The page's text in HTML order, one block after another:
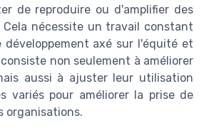
de reproduire ou d'amplifier des
nécessite un travail constant
axé sur l'équité et
non seulement à améliorer
aussi à ajuster leur utilisation
variés pour améliorer la prise de
organisations.